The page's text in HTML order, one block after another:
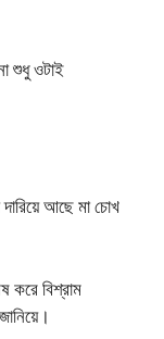
শুধু ওটাই
আছে মা চোখ
করে বিশ্রাম